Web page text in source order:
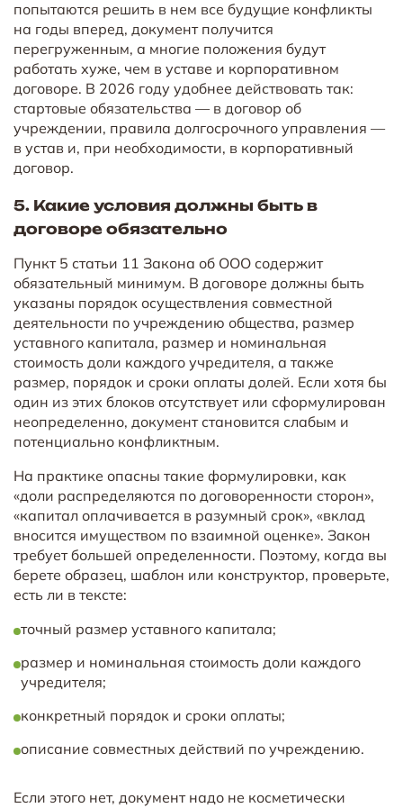
попытаются решить в нем все будущие конфликты
на годы вперед, документ получится
перегруженным, а многие положения будут
работать хуже, чем в уставе и корпоративном
договоре. В 2026 году удобнее действовать так:
стартовые обязательства — в договор об
учреждении, правила долгосрочного управления —
в устав и, при необходимости, в корпоративный
договор.
5. Какие условия должны быть в
договоре обязательно
Пункт 5 статьи 11 Закона об ООО содержит
обязательный минимум. В договоре должны быть
указаны порядок осуществления совместной
деятельности по учреждению общества, размер
уставного капитала, размер и номинальная
стоимость доли каждого учредителя, а также
размер, порядок и сроки оплаты долей. Если хотя бы
один из этих блоков отсутствует или сформулирован
неопределенно, документ становится слабым и
потенциально конфликтным.
На практике опасны такие формулировки, как
«доли распределяются по договоренности сторон»,
«капитал оплачивается в разумный срок», «вклад
вносится имуществом по взаимной оценке». Закон
требует большей определенности. Поэтому, когда вы
берете образец, шаблон или конструктор, проверьте,
есть ли в тексте:
точный размер уставного капитала;
размер и номинальная стоимость доли каждого
учредителя;
конкретный порядок и сроки оплаты;
описание совместных действий по учреждению.
Если этого нет, документ надо не косметически